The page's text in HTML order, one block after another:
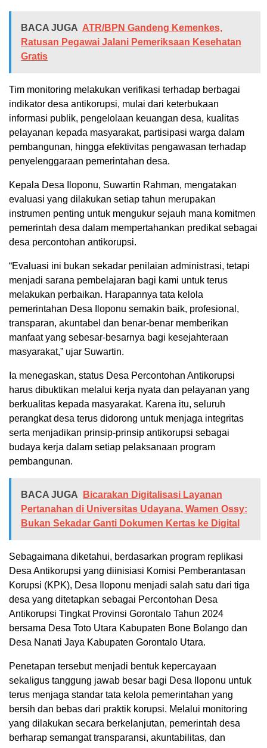
BACA JUGA ATR/BPN Gandeng Kemenkes,
Ratusan Pegawai Jalani Pemeriksaan Kesehatan
Gratis
Tim monitoring melakukan verifikasi terhadap berbagai
indikator desa antikorupsi, mulai dari keterbukaan
informasi publik, pengelolaan keuangan desa, kualitas
pelayanan kepada masyarakat, partisipasi warga dalam
pembangunan, hingga efektivitas pengawasan terhadap
penyelenggaraan pemerintahan desa.
Kepala Desa Iloponu, Suwartin Rahman, mengatakan
evaluasi yang dilakukan setiap tahun merupakan
instrumen penting untuk mengukur sejauh mana komitmen
pemerintah desa dalam mempertahankan predikat sebagai
desa percontohan antikorupsi.
“Evaluasi ini bukan sekadar penilaian administrasi, tetapi
menjadi sarana pembelajaran bagi kami untuk terus
melakukan perbaikan. Harapannya tata kelola
pemerintahan Desa Iloponu semakin baik, profesional,
transparan, akuntabel dan benar-benar memberikan
manfaat yang sebesar-besarnya bagi kesejahteraan
masyarakat,” ujar Suwartin.
Ia menegaskan, status Desa Percontohan Antikorupsi
harus dibuktikan melalui kerja nyata dan pelayanan yang
berkualitas kepada masyarakat. Karena itu, seluruh
perangkat desa terus didorong untuk menjaga integritas
serta menjadikan prinsip-prinsip antikorupsi sebagai
budaya kerja dalam setiap pelaksanaan program
pembangunan.
BACA JUGA
Bicarakan Digitalisasi Layanan
Pertanahan di Universitas Udayana, Wamen Ossy:
Bukan Sekadar Ganti Dokumen Kertas ke Digital
Sebagaimana diketahui, berdasarkan program replikasi
Desa Antikorupsi yang diinisiasi Komisi Pemberantasan
Korupsi (KPK), Desa Iloponu menjadi salah satu dari tiga
desa yang ditetapkan sebagai Percontohan Desa
Antikorupsi Tingkat Provinsi Gorontalo Tahun 2024
bersama Desa Toto Utara Kabupaten Bone Bolango dan
Desa Nanati Jaya Kabupaten Gorontalo Utara.
Penetapan tersebut menjadi bentuk kepercayaan
sekaligus tanggung jawab besar bagi Desa Iloponu untuk
terus menjaga standar tata kelola pemerintahan yang
bersih dan bebas dari praktik korupsi. Melalui monitoring
yang dilakukan secara berkelanjutan, pemerintah desa
berharap semangat transparansi, akuntabilitas, dan